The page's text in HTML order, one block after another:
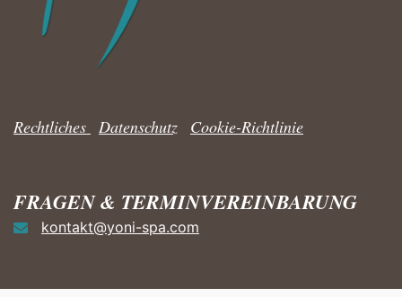
Rechtliches Datenschutz Cookie-Richtlinie
FRAGEN & TERMINVEREINBARUNG
kontakt@yoni-spa.com